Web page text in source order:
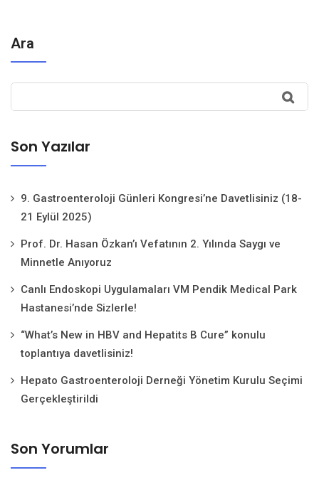
Ara
Son Yazılar
9. Gastroenteroloji Günleri Kongresi’ne Davetlisiniz (18-
21 Eylül 2025)
Prof. Dr. Hasan Özkan’ı Vefatının 2. Yılında Saygı ve
Minnetle Anıyoruz
Canlı Endoskopi Uygulamaları VM Pendik Medical Park
Hastanesi’nde Sizlerle!
“What’s New in HBV and Hepatits B Cure” konulu
toplantıya davetlisiniz!
Hepato Gastroenteroloji Derneği Yönetim Kurulu Seçimi
Gerçekleştirildi
Son Yorumlar